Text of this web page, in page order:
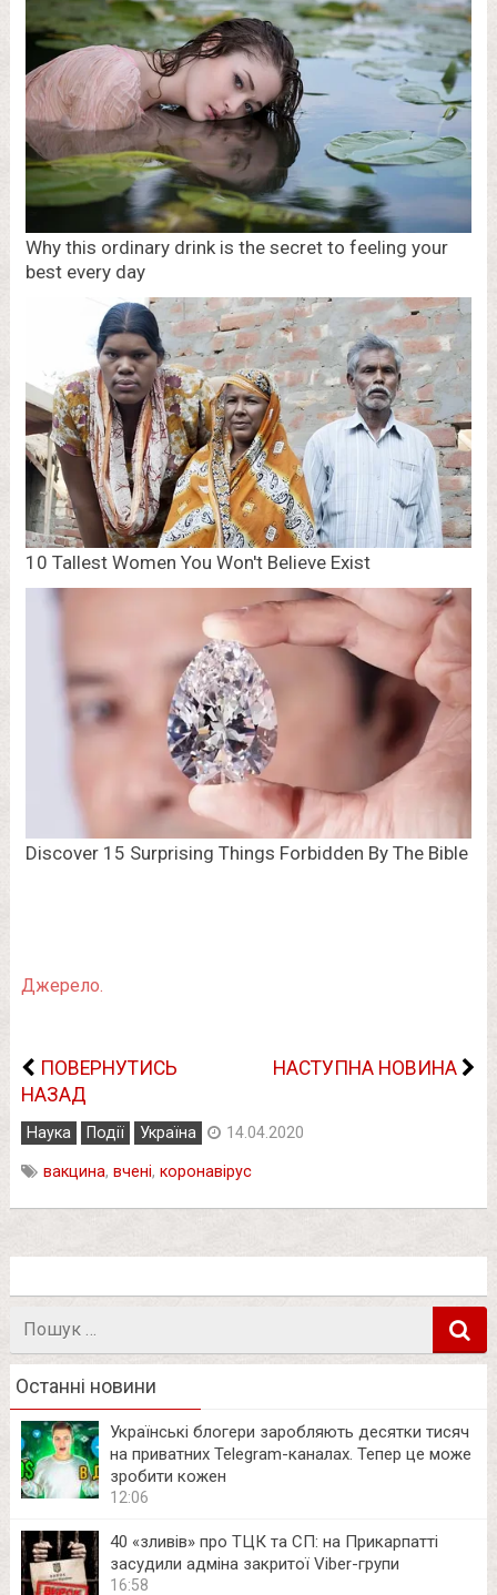
Джерело.
ПОВЕРНУТИСЬ
НАЗАД
НАСТУПНА НОВИНА
Наука Події Україна 14.04.2020
вакцина, вчені, коронавірус
Останні новини
Українські блогери заробляють десятки тисяч
на приватних Telegram-каналах. Тепер це може
зробити кожен
12:06
40 «зливів» про ТЦК та СП: на Прикарпатті
засудили адміна закритої Viber-групи
16:58